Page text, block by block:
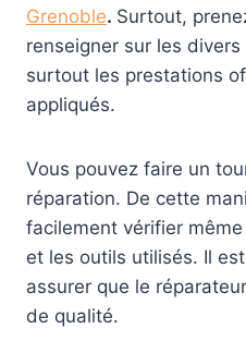
Grenoble. Surtout,
renseigner sur les
surtout les prestations
appliqués.
Vous pouvez faire un
réparation. De cette
facilement vérifier
et les outils utilisés. Il
assurer que le
de qualité.